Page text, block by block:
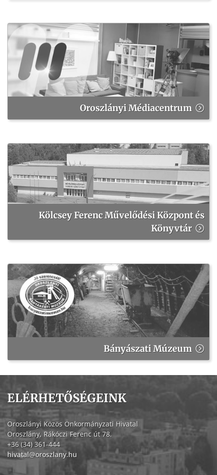
Oroszlányi Médiacentrum
Kölcsey Ferenc Művelődési Központ és
Könyvtár
Bányászati Múzeum
ELÉRHETŐSÉGEINK
Oroszlányi Közös Önkormányzati Hivatal
Oroszlány, Rákóczi Ferenc út 78.
+36 (34) 361-444
hivatal@oroszlany.hu